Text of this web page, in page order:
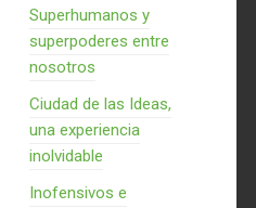
Superhumanos y
superpoderes entre
nosotros
Ciudad de las Ideas,
una experiencia
inolvidable
Inofensivos e